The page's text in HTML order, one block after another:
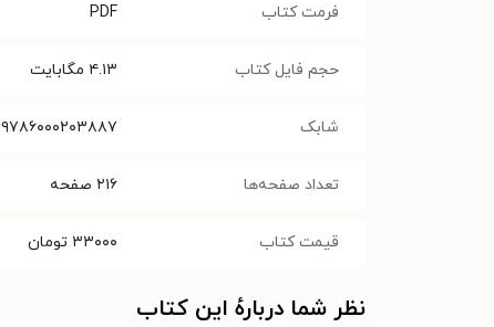
فرمت کتاب PDF
حجم فایل کتاب ۴.۱۳ مگابایت
شابک ۹۷۸۶۰۰۰۲۰۳۸۸۷
تعداد صفحه‌ها ۲۱۶ صفحه
قیمت کتاب ۳۳۰۰۰ تومان
نظر شما دربارهٔ این کتاب